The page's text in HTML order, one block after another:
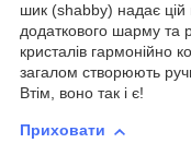
шик (shabby) надає цій
додаткового шарму та
кристалів гармонійно
загалом створюють
Втім, воно так і є!
Приховати